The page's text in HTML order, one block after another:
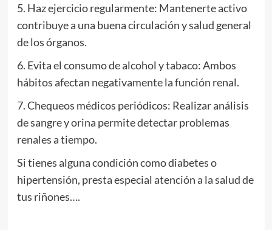
5. Haz ejercicio regularmente: Mantenerte activo
contribuye a una buena circulación y salud general
de los órganos.
6. Evita el consumo de alcohol y tabaco: Ambos
hábitos afectan negativamente la función renal.
7. Chequeos médicos periódicos: Realizar análisis
de sangre y orina permite detectar problemas
renales a tiempo.
Si tienes alguna condición como diabetes o
hipertensión, presta especial atención a la salud de
tus riñones….